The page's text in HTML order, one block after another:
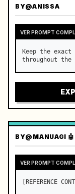
BY@ANISSA
VER PROMPT
Keep the exact
throughout
BY@MANUAGI
VER PROMPT
[REFERENCE